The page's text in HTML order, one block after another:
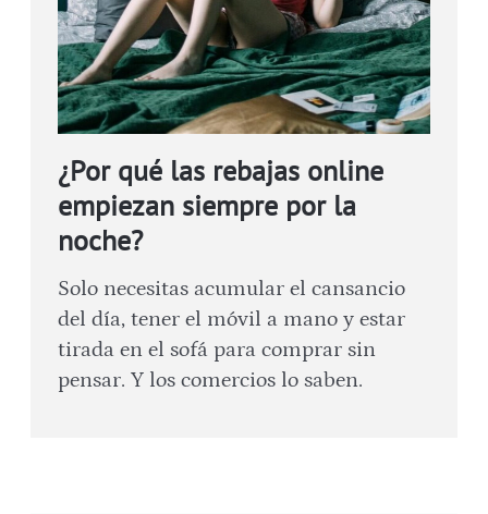
¿Por qué las rebajas online
empiezan siempre por la
noche?
Solo necesitas acumular el cansancio
del día, tener el móvil a mano y estar
tirada en el sofá para comprar sin
pensar. Y los comercios lo saben.